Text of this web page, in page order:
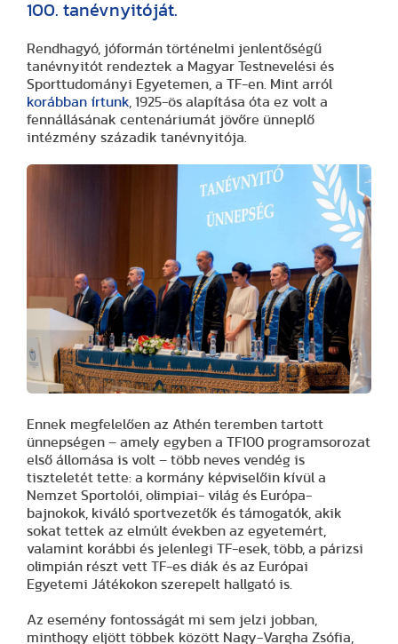
100. tanévnyitóját.
Rendhagyó, jóformán történelmi jenlentőségű
tanévnyitót rendeztek a Magyar Testnevelési és
Sporttudományi Egyetemen, a TF-en. Mint arról
korábban írtunk , 1925-ös alapítása óta ez volt a
fennállásának centenáriumát jövőre ünneplő
intézmény századik tanévnyitója.
Ennek megfelelően az Athén teremben tartott
ünnepségen – amely egyben a TF100 programsorozat
első állomása is volt – több neves vendég is
tiszteletét tette: a kormány képviselőin kívül a
Nemzet Sportolói, olimpiai- világ és Európa-
bajnokok, kiváló sportvezetők és támogatók, akik
sokat tettek az elmúlt években az egyetemért,
valamint korábbi és jelenlegi TF-esek, több, a párizsi
olimpián részt vett TF-es diák és az Európai
Egyetemi Játékokon szerepelt hallgató is.
Az esemény fontosságát mi sem jelzi jobban,
minthogy eljött többek között Nagy-Vargha Zsófia,